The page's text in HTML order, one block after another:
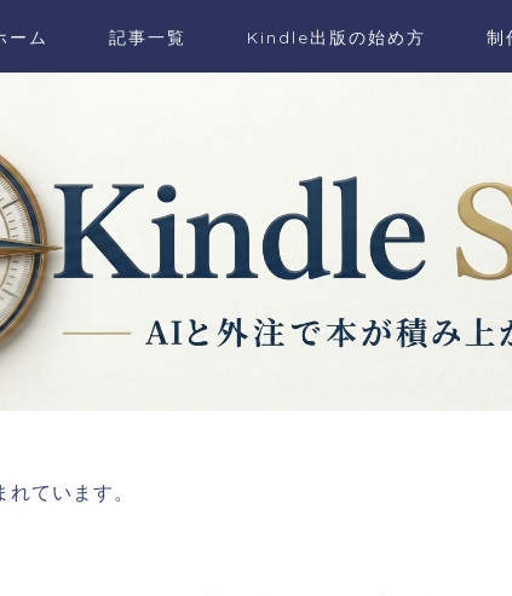
ーム 記事一覧 Kindle出版の始め方 制
ています。